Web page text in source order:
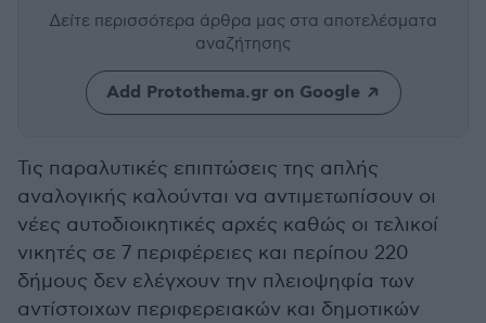
Δείτε περισσότερα άρθρα μας στα αποτελέσματα
αναζήτησης
Add Protothema.gr on Google
Τις παραλυτικές επιπτώσεις της απλής
αναλογικής καλούνται να αντιμετωπίσουν οι
νέες αυτοδιοικητικές αρχές καθώς οι τελικοί
νικητές σε 7 περιφέρειες και περίπου 220
δήμους δεν ελέγχουν την πλειοψηφία των
αντίστοιχων περιφερειακών και δημοτικών